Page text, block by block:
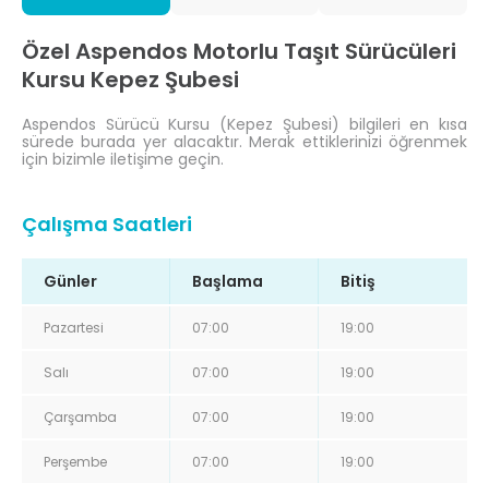
Özel Aspendos Motorlu Taşıt Sürücüleri
Kursu Kepez Şubesi
Aspendos Sürücü Kursu (Kepez Şubesi) bilgileri en kısa
sürede burada yer alacaktır. Merak ettiklerinizi öğrenmek
için bizimle iletişime geçin.
Çalışma Saatleri
Günler Başlama Bitiş
Pazartesi 07:00 19:00
Salı 07:00 19:00
Çarşamba 07:00 19:00
Perşembe 07:00 19:00